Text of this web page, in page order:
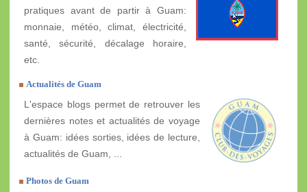
pratiques avant de partir à Guam:
monnaie, météo, climat, électricité,
santé, sécurité, décalage horaire,
etc.
Actualités de Guam
L'espace blogs permet de retrouver les
dernières notes et actualités de voyage
à Guam: idées sorties, idées de lecture,
actualités de Guam, ...
Photos de Guam